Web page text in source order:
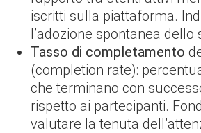
iscritti sulla piattaforma.
l’adozione spontanea dello
Tasso di completamento
(completion rate):
che terminano con
rispetto ai partecipanti.
valutare la tenuta